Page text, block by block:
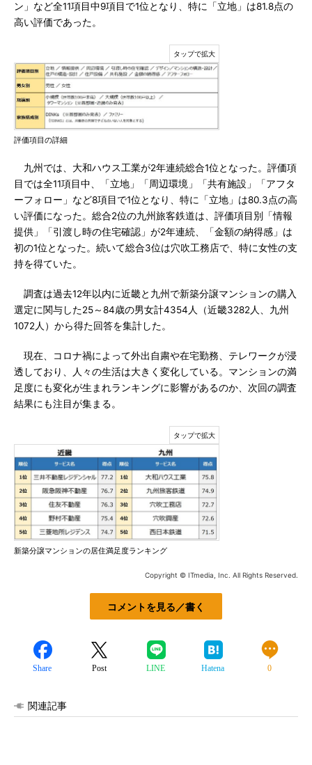
ン」など全11項目中9項目で1位となり、特に「立地」は81.8点の
高い評価であった。
評価項目の詳細
九州では、大和ハウス工業が2年連続総合1位となった。評価項
目では全11項目中、「立地」「周辺環境」「共有施設」「アフタ
ーフォロー」など8項目で1位となり、特に「立地」は80.3点の高
い評価になった。総合2位の九州旅客鉄道は、評価項目別「情報
提供」「引渡し時の住宅確認」が2年連続、「金額の納得感」は
初の1位となった。続いて総合3位は穴吹工務店で、特に女性の支
持を得ていた。
調査は過去12年以内に近畿と九州で新築分譲マンションの購入
選定に関与した25～84歳の男女計4354人（近畿3282人、九州
1072人）から得た回答を集計した。
現在、コロナ禍によって外出自粛や在宅勤務、テレワークが浸
透しており、人々の生活は大きく変化している。マンションの満
足度にも変化が生まれランキングに影響があるのか、次回の調査
結果にも注目が集まる。
新築分譲マンションの居住満足度ランキング
Copyright © ITmedia, Inc. All Rights Reserved.
コメントを見る／書く
Share Post LINE Hatena 0
関連記事